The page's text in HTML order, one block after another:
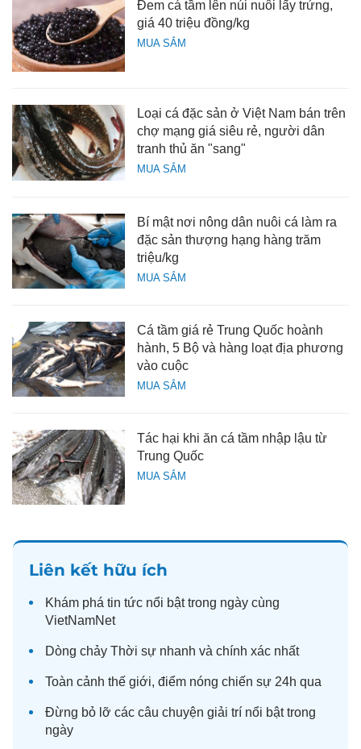
MUA SẮM
Đem cá tầm lên núi nuôi lấy trứng,
giá 40 triệu đồng/kg
MUA SẮM
Loại cá đặc sản ở Việt Nam bán trên
chợ mạng giá siêu rẻ, người dân
tranh thủ ăn "sang"
MUA SẮM
Bí mật nơi nông dân nuôi cá làm ra
đặc sản thượng hạng hàng trăm
triệu/kg
MUA SẮM
Cá tầm giá rẻ Trung Quốc hoành
hành, 5 Bộ và hàng loạt địa phương
vào cuộc
MUA SẮM
Tác hại khi ăn cá tầm nhập lậu từ
Trung Quốc
Liên kết hữu ích
Khám phá tin tức nổi bật trong ngày cùng
VietNamNet
Dòng chảy Thời sự nhanh và chính xác nhất
Toàn cảnh thế giới, điểm nóng chiến sự 24h qua
Đừng bỏ lỡ các câu chuyện giải trí nổi bật trong
ngày